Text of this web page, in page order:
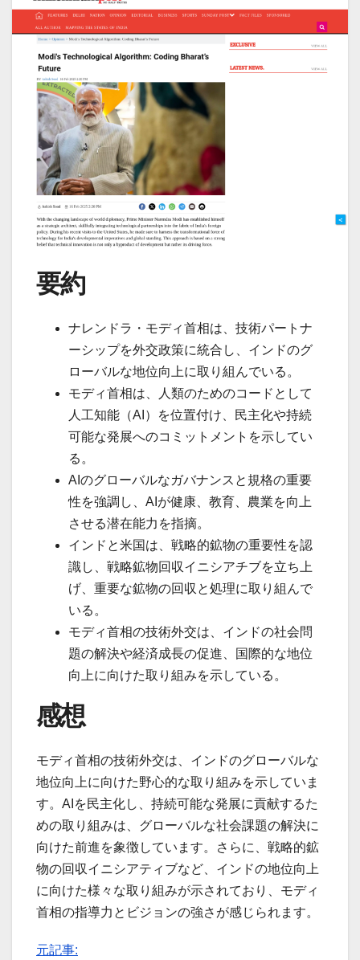
要約
ナレンドラ・モディ首相は、技術パートナ
ーシップを外交政策に統合し、インドのグ
ローバルな地位向上に取り組んでいる。
モディ首相は、人類のためのコードとして
人工知能（AI）を位置付け、民主化や持続
可能な発展へのコミットメントを示してい
る。
AIのグローバルなガバナンスと規格の重要
性を強調し、AIが健康、教育、農業を向上
させる潜在能力を指摘。
インドと米国は、戦略的鉱物の重要性を認
識し、戦略鉱物回収イニシアチブを立ち上
げ、重要な鉱物の回収と処理に取り組んで
いる。
モディ首相の技術外交は、インドの社会問
題の解決や経済成長の促進、国際的な地位
向上に向けた取り組みを示している。
感想
モディ首相の技術外交は、インドのグローバルな
地位向上に向けた野心的な取り組みを示していま
す。AIを民主化し、持続可能な発展に貢献するた
めの取り組みは、グローバルな社会課題の解決に
向けた前進を象徴しています。さらに、戦略的鉱
物の回収イニシアティブなど、インドの地位向上
に向けた様々な取り組みが示されており、モディ
首相の指導力とビジョンの強さが感じられます。
元記事: